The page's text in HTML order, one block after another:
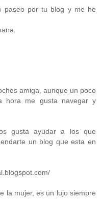
paseo por tu blog y me he
amiga, aunque un poco
hora me gusta navegar y
gusta ayudar a los que
un blog que esta en
la mujer, es un lujo siempre